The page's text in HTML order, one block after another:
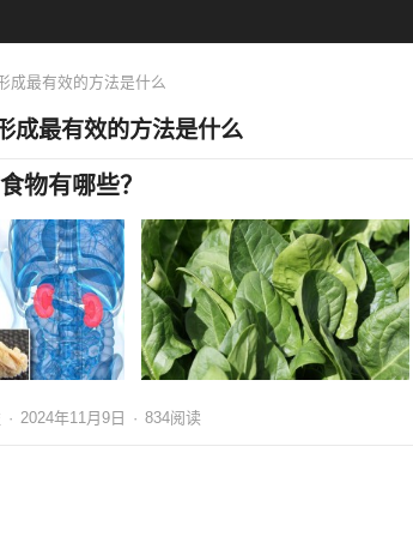
成最有效的方法是什么
成最有效的方法是什么
物有哪些？
· 2024年11月9日 · 834阅读